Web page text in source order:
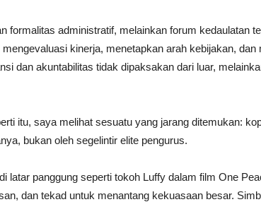
formalitas administratif, melainkan forum kedaulatan
mengevaluasi kinerja, menetapkan arah kebijakan,
dan akuntabilitas tidak dipaksakan dari luar,
itu, saya melihat sesuatu yang jarang ditemukan:
bukan oleh segelintir elite pengurus.
latar panggung seperti tokoh Luffy dalam film One
dan tekad untuk menantang kekuasaan besar.